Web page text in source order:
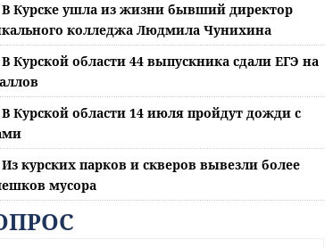
В Курске ушла из жизни бывший директор
колледжа Людмила Чунихина
В Курской области 44 выпускника сдали ЕГЭ на
В Курской области 14 июля пройдут дожди с
Из курских парков и скверов вывезли более
мусора